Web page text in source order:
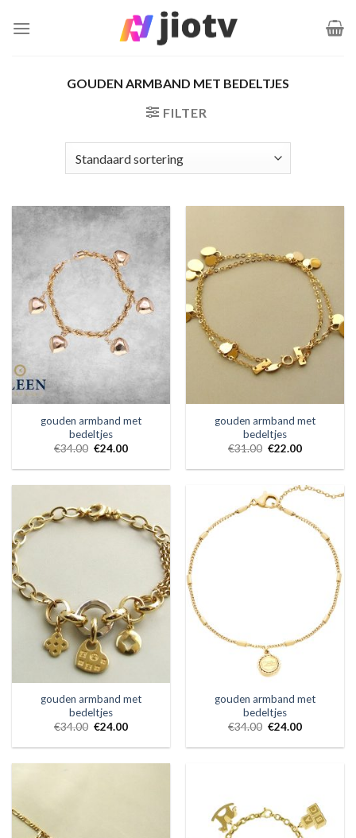
naar
GOUDEN ARMBAND MET BEDELTJES
FILTER
gouden armband met
bedeltjes
€34.00 €24.00
gouden armband met
bedeltjes
€31.00 €22.00
gouden armband met
bedeltjes
€34.00 €24.00
gouden armband met
bedeltjes
€34.00 €24.00